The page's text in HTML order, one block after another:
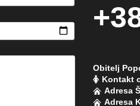
Obitelj
Kontakt
Adresa
Adresa